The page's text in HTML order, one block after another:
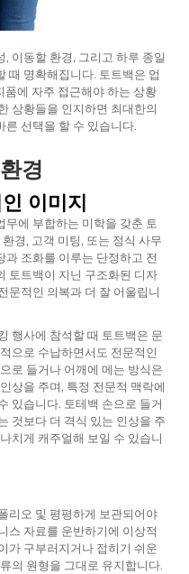
이동할 환경, 그리고 하루 종일
때 명확해집니다. 토트백은 업
품에 자주 접근해야 하는 상황
상황들을 인지하면 최대한의
른 선택을 할 수 있습니다.
경
이미지
에 부합하는 미학을 갖춘 토
경, 고객 미팅, 또는 정식 사무
조화를 이루는 단정하고 전
토트백이 지닌 구조화된 디자
문적인 의복과 더 잘 어울립니
행사에 참석할 때 토트백은 문
으로 수납하면서도 전문적인
로 들거나 어깨에 메는 방식은
상을 주며, 특정 전문적 맥락에
있습니다. 토테백 손으로 들거
것보다 더 격식 있는 인상을 주
치게 캐주얼해 보일 수 있습니
리오 및 평평하게 보관되어야
스 자료를 운반하기에 이상적
가 구부러지거나 접히기 쉬운
의 원형을 그대로 유지합니다.